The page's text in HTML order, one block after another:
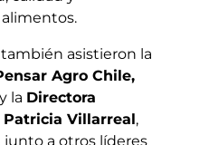
asistieron la
Agro Chile,
la Directora
Patricia Villarreal,
a otros líderes